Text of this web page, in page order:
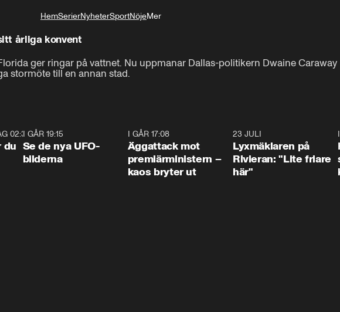
HemSerierNyheterSportNöjeMer
årliga konvent
ger ringar på vattnet. Nu uppmanar Dallas-politikern Dwaine Caraway
stormöte till en annan stad.
1:06
02:30
du
I GÅR 19:15
Se de nya UFO-
bilderna
I GÅR 17:08
Äggattack mot
premiärministern –
kaos bryter ut
23 JULI
Lyxmäklaren på
Rivieran: "Lite friare
här"